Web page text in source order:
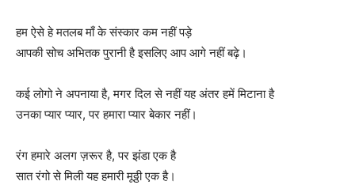
हम ऐसे हे मतलब माँ के संस्कार कम नहीं पड़े
आपकी सोच अभितक पुरानी है इसलिए आप आगे नहीं बढ़े।
कई लोगो ने अपनाया है, मगर दिल से नहीं यह अंतर हमें मिटाना है
उनका प्यार प्यार, पर हमारा प्यार बेकार नहीं।
रंग हमारे अलग ज़रूर है, पर झंडा एक है
सात रंगो से मिली यह हमारी मूठ्ठी एक है।